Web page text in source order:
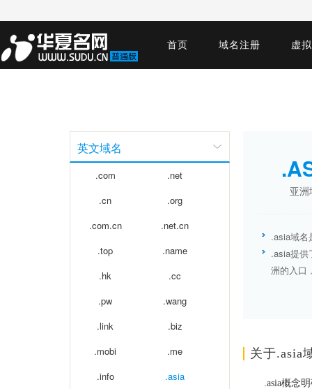
首页 域名注册 虚
英文域名
.com
.net
.cn
.org
.com.cn
.net.cn
.top
.name
.hk
.cc
.pw
.wang
.link
.biz
.mobi
.me
.info
.asia
亚
.asia域名
.asia提供
洲的入口
关于.asia
.asia概念